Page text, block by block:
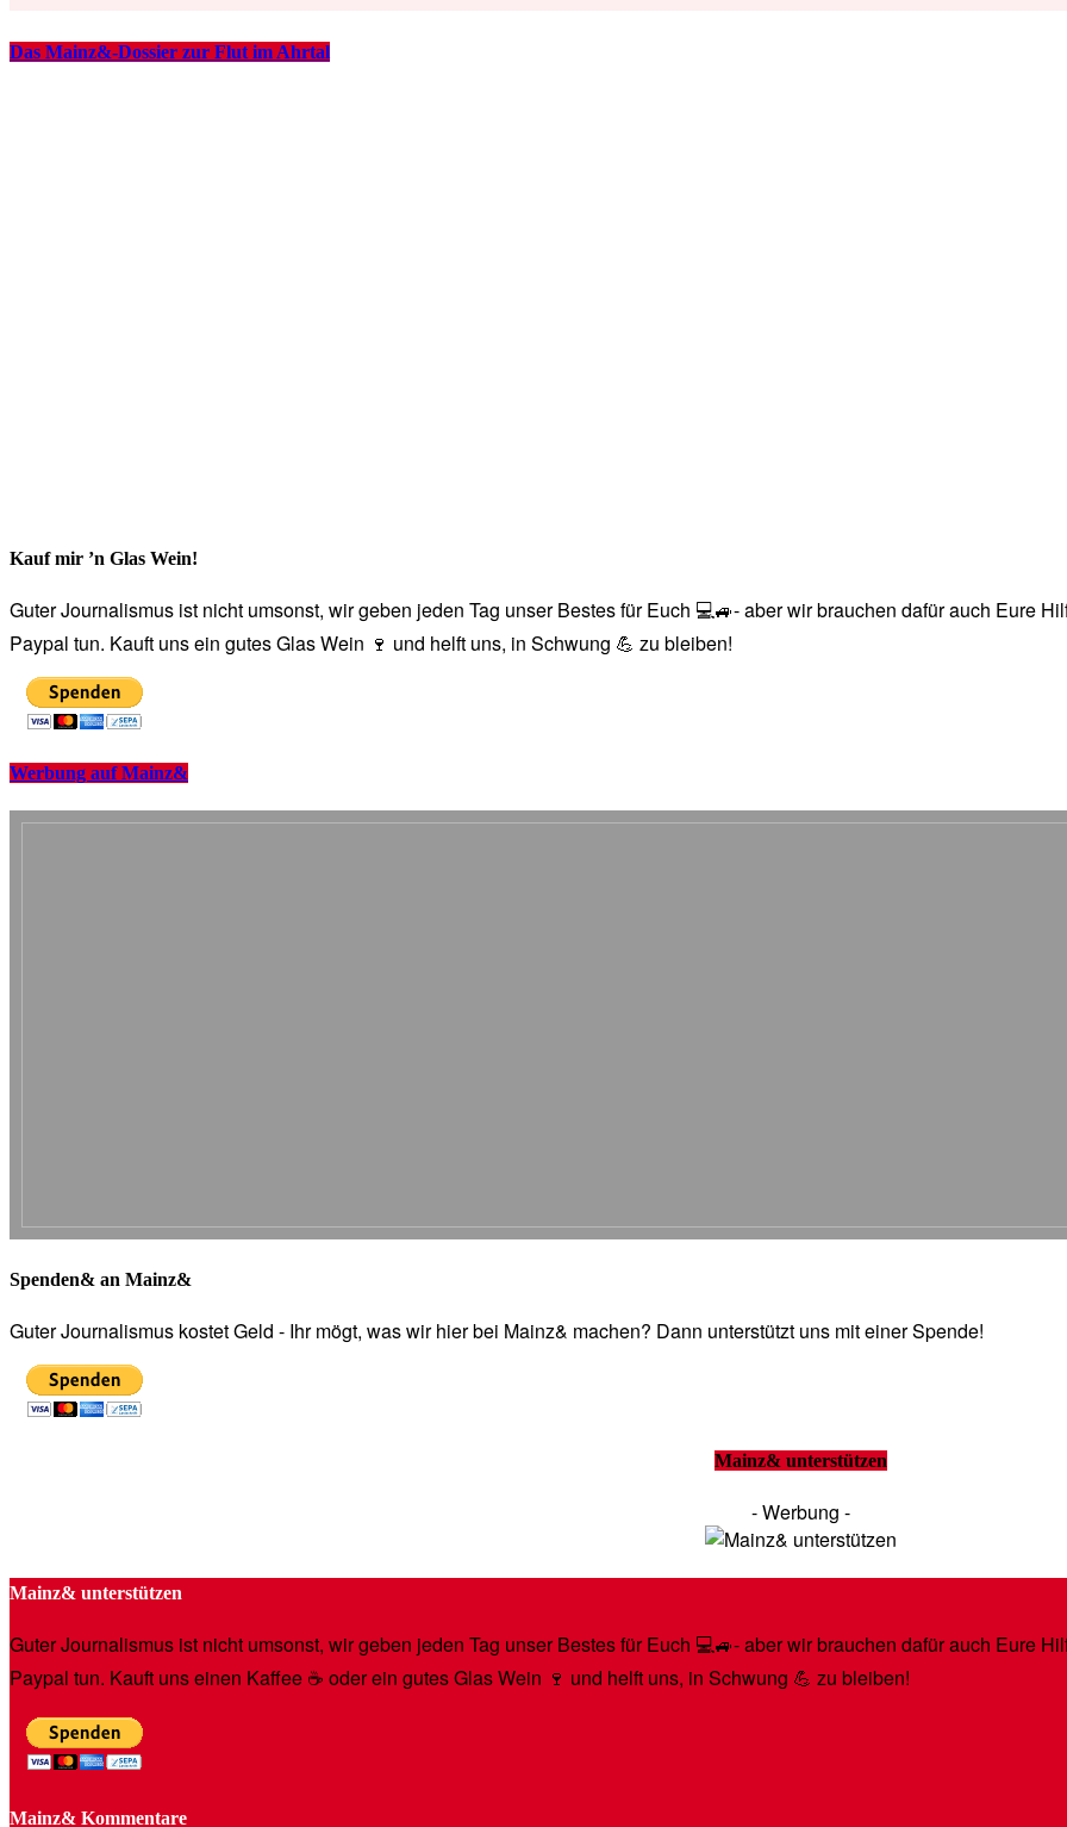
Das Mainz&-Dossier zur Flut im Ahrtal
Kauf mir ’n Glas Wein!
Guter Journalismus ist nicht umsonst, wir geben jeden Tag unser Bestes für Euch 💻🚙- aber wir brauchen dafür auch Eure
Paypal tun. Kauft uns ein gutes Glas Wein 🍷 und helft uns, in Schwung 💪 zu bleiben!
Werbung auf Mainz&
Spenden& an Mainz&
Guter Journalismus kostet Geld - Ihr mögt, was wir hier bei Mainz& machen? Dann unterstützt uns mit einer Spende!
Mainz& unterstützen
- Werbung -
Mainz& unterstützen
Guter Journalismus ist nicht umsonst, wir geben jeden Tag unser Bestes für Euch 💻🚙- aber wir brauchen dafür auch Eure
Paypal tun. Kauft uns einen Kaffee ☕️ oder ein gutes Glas Wein 🍷 und helft uns, in Schwung 💪 zu bleiben!
Mainz& Kommentare